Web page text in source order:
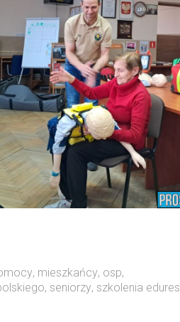
, mieszkańcy, osp,
, seniorzy, szkolenia edures